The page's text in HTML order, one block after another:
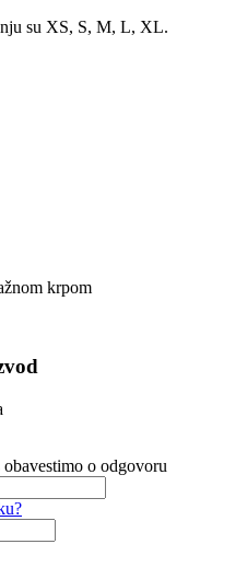
su XS, S, M, L, XL.
krpom
o odgovoru